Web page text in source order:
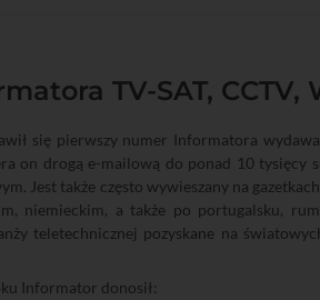
TV-SAT, CCTV,
się pierwszy numer Informatora
on drogą e-mailową do ponad 10
Jest także często wywieszany na
niemieckim, a także po portugalsku,
teletechnicznej pozyskane na
Informator donosił: